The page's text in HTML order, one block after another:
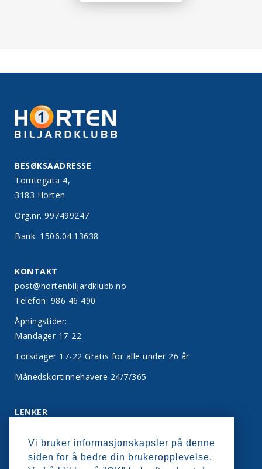
Vi bruker informasjonskapsler på denne
siden for å bedre din brukeropplevelse.
BESØKSAADRESSE
Tomtegata 4,
3183 Horten
Org.nr. 997499247
Bank: 1506.04.13638
KONTAKT
post@hortenbiljardklubb.no
Telefon: 986 46 490
Åpningstider:
Mandager 17-22
Torsdager 17-22 Gratis for alle under 26 år
Månedskortinnehavere 24/7/365
LENKER
Kontakt oss